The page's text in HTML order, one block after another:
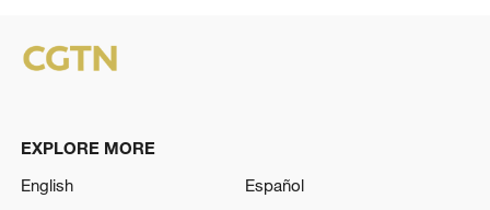
EXPLORE MORE
English
Español